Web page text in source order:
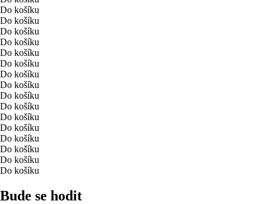
Do košíku
Do košíku
Do košíku
Do košíku
Do košíku
Do košíku
Do košíku
Do košíku
Do košíku
Do košíku
Do košíku
Do košíku
Do košíku
Do košíku
Do košíku
Do košíku
Bude se hodit